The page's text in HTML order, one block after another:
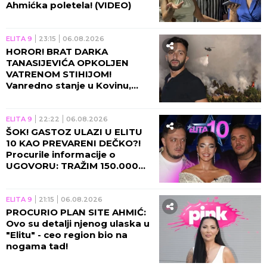
Ahmićka poletela! (VIDEO)
ELITA 9 23:15 06.08.2026
HOROR! BRAT DARKA
TANASIJEVIĆA OPKOLJEN
VATRENOM STIHIJOM!
Vanredno stanje u Kovinu,
ELITA 9 22:22 06.08.2026
ŠOK! GASTOZ ULAZI U ELITU
10 KAO PREVARENI DEČKO?!
Procurile informacije o
UGOVORU: TRAŽIM 150.000
ELITA 9 21:15 06.08.2026
PROCURIO PLAN SITE AHMIĆ:
Ovo su detalji njenog ulaska u
"Elitu" - ceo region bio na
nogama tad!